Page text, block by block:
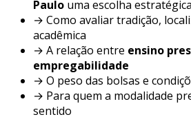
Paulo uma escolha estratégica
→ Como avaliar tradição,
acadêmica
→ A relação entre ensino
empregabilidade
→ O peso das bolsas e
→ Para quem a modalidade
sentido